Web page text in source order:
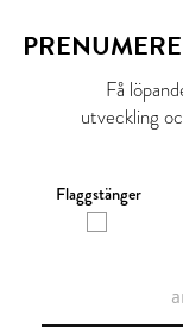
Få
utveckling
Flaggstänger